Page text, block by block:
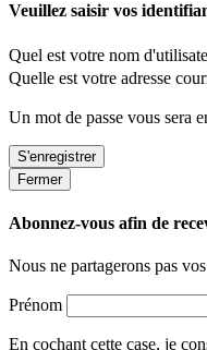
Veuillez saisir vos
Quel est votre nom
Quelle est votre adresse
Un mot de passe vous sera
Fermer
Abonnez-vous afin de
Nous ne partagerons pas
Prénom
En cochant cette case, je